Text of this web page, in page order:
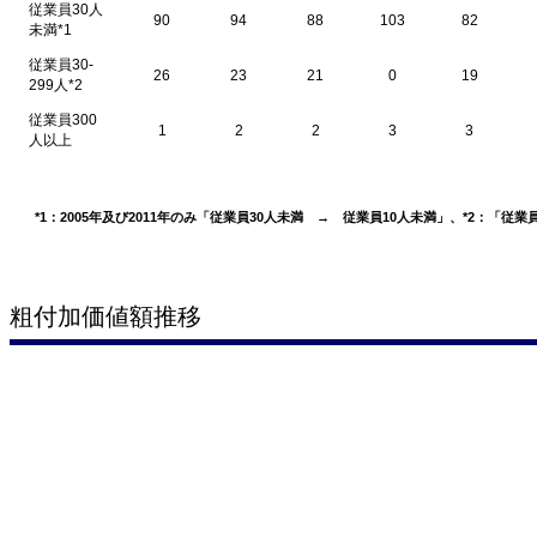
従業員30人
未満*1
90 94 88 103 82
従業員30-
299人*2
26 23 21 0 19
従業員300
人以上
1 2 2 3 3
*1：2005年及び2011年のみ「従業員30人未満 → 従業員10人未満」、*2：「従
粗付加価値額推移